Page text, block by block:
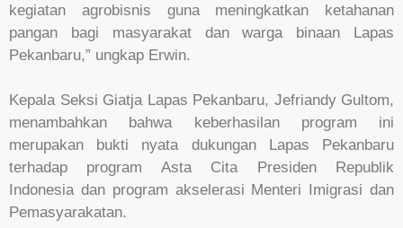
kegiatan agrobisnis guna meningkatkan ketahanan
pangan bagi masyarakat dan warga binaan Lapas
Pekanbaru,” ungkap Erwin.
Kepala Seksi Giatja Lapas Pekanbaru, Jefriandy Gultom,
menambahkan bahwa keberhasilan program ini
merupakan bukti nyata dukungan Lapas Pekanbaru
terhadap program Asta Cita Presiden Republik
Indonesia dan program akselerasi Menteri Imigrasi dan
Pemasyarakatan.